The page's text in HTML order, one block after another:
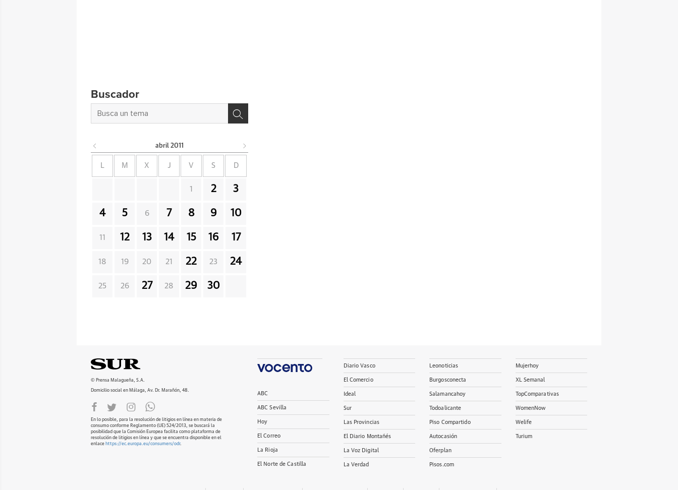
Buscador
abril 2011
L M X J V S D
1 2 3
4 5 6 7 8 9 10
11 12 13 14 15 16 17
18 19 20 21 22 23 24
25 26 27 28 29 30
© Prensa Malagueña, S.A.
Domicilio social en Málaga, Av. Dr. Marañón, 48.
En lo posible, para la resolución de litigios en línea en materia de
consumo conforme Reglamento (UE) 524/2013, se buscará la
posibilidad que la Comisión Europea facilita como plataforma de
resolución de litigios en línea y que se encuentra disponible en el
enlace https://ec.europa.eu/consumers/odr.
ABC
ABC Sevilla
Hoy
El Correo
La Rioja
El Norte de Castilla
Diario Vasco
El Comercio
Ideal
Sur
Las Provincias
El Diario Montañés
La Voz Digital
La Verdad
Leonoticias
Burgosconecta
Salamancahoy
Todoalicante
Piso Compartido
Autocasión
Oferplan
Pisos.com
Mujerhoy
XL Semanal
TopComparativas
WomenNow
Welife
Turium